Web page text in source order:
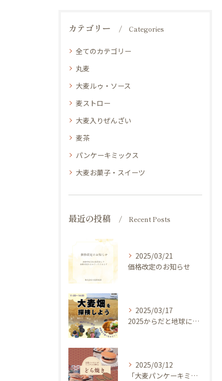
カテゴリー Categories
全てのカテゴリー
丸麦
大麦ルゥ・ソース
麦ストロー
大麦入りぜんざい
麦茶
パンケーキミックス
大麦お菓子・スイーツ
最近の投稿 Recent Posts
2025/03/21
価格改定のお知らせ
2025/03/17
2025からだと地球にやさしい大麦de体験しよう ～ 今年のキャッチフレーズは 『大麦畑を探検しよう！』イベントのご案内
2025/03/12
「大麦パンケーキミックス」を使ってどら焼き作ってみませんか？